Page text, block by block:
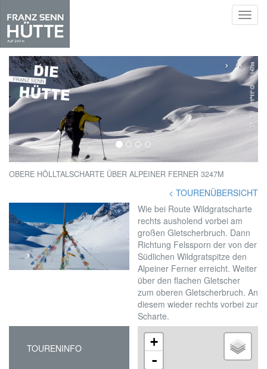
Skip
main
content
‹ ›
OBERE HÖLLTALSCHARTE ÜBER ALPEINER FERNER 3247M
< TOURENÜBERSICHT
Wie bei Route Wildgratscharte
rechts ausholend vorbei am
großen Gletscherbruch. Dann
Richtung Felssporn der von der
Südlichen Wildgratspitze den
Alpeiner Ferner erreicht. Weiter
über den flachen Gletscher
zum oberen Gletscherbruch. An
diesem wieder rechts vorbei zur
Scharte.
TOURENINFO +
-